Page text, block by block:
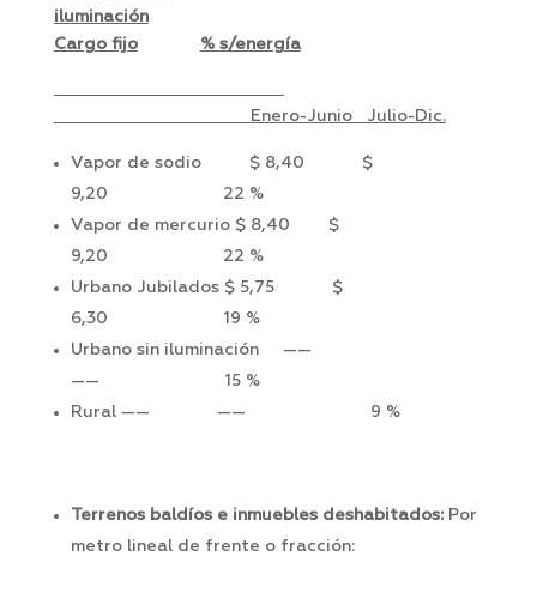
iluminación
Cargo fijo
% s/energía
Enero-Junio Julio-Dic.
Vapor de sodio $ 8,40 $
9,20 22 %
Vapor de mercurio $ 8,40 $
9,20 22 %
Urbano Jubilados $ 5,75 $
6,30 19 %
Urbano sin iluminación ——
—— 15 %
Rural —— —— 9 %
Terrenos baldíos e inmuebles deshabitados: Por
metro lineal de frente o fracción: